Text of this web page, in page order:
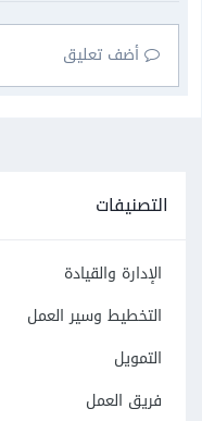
أضف تعليق
التصنيفات
الإدارة والقيادة
التخطيط وسير العمل
التمويل
فريق العمل